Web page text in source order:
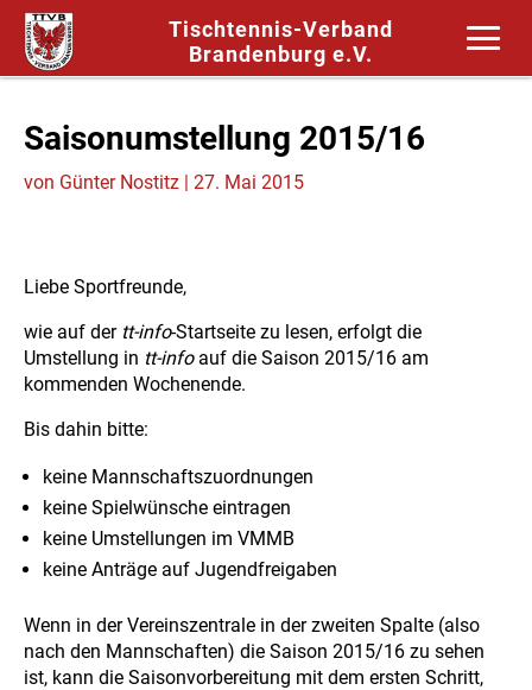
Tischtennis-Verband
Brandenburg e.V.
Saisonumstellung 2015/16
von Günter Nostitz | 27. Mai 2015
Liebe Sportfreunde,
wie auf der tt-info-Startseite zu lesen, erfolgt die
Umstellung in tt-infoauf die Saison 2015/16 am
kommenden Wochenende.
Bis dahin bitte:
keine Mannschaftszuordnungen
keine Spielwünsche eintragen
keine Umstellungen im VMMB
keine Anträge auf Jugendfreigaben
Wenn in der Vereinszentrale in der zweiten Spalte (also
nach den Mannschaften) die Saison 2015/16 zu sehen
ist, kann die Saisonvorbereitung mit dem ersten Schritt,